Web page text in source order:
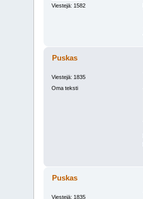
Viestejä: 1582
Puskas
Viestejä: 1835
Oma teksti
Puskas
Viestejä: 1835